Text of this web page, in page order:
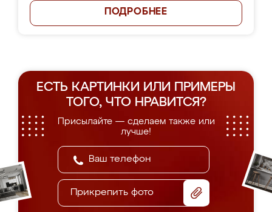
ПОДРОБНЕЕ
ЕСТЬ КАРТИНКИ ИЛИ ПРИМЕРЫ
ТОГО, ЧТО НРАВИТСЯ?
Присылайте — сделаем также или
лучше!
Прикрепить фото